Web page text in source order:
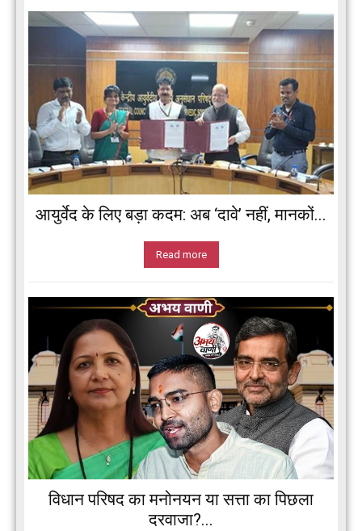
आयुर्वेद के लिए बड़ा कदम: अब ‘दावे’ नहीं, मानकों...
Read more
विधान परिषद का मनोनयन या सत्ता का पिछला
दरवाजा?...